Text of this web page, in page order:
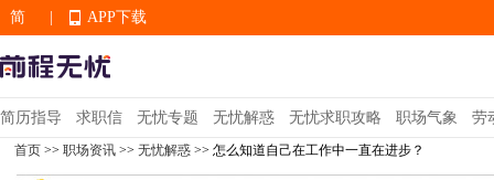
简
EN
APP下载
APP下载
简历指导 求职信 无忧专题 无忧解惑 无忧求职攻略 职场气象 劳
首页 >> 职场资讯 >> 无忧解惑 >> 怎么知道自己在工作中一直在进步？